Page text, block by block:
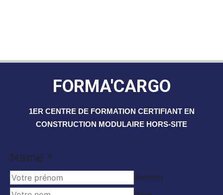
FORMA'CARGO
1ER CENTRE DE FORMATION CERTIFIANT EN
CONSTRUCTION MODULAIRE HORS-SITE
Name *
Prénom